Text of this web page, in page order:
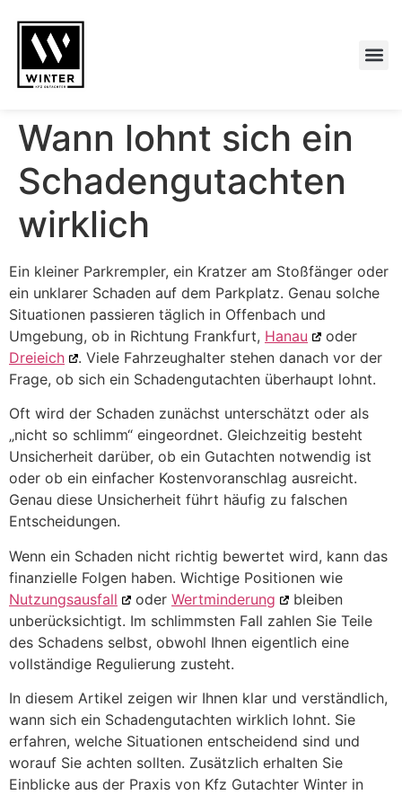
Wann lohnt sich ein
Schadengutachten
wirklich
Ein kleiner Parkrempler, ein Kratzer am Stoßfänger oder
ein unklarer Schaden auf dem Parkplatz. Genau solche
Situationen passieren täglich in Offenbach und
Umgebung, ob in Richtung Frankfurt, Hanau
oder
Dreieich
. Viele Fahrzeughalter stehen danach vor der
Frage, ob sich ein Schadengutachten überhaupt lohnt.
Oft wird der Schaden zunächst unterschätzt oder als
„nicht so schlimm“ eingeordnet. Gleichzeitig besteht
Unsicherheit darüber, ob ein Gutachten notwendig ist
oder ob ein einfacher Kostenvoranschlag ausreicht.
Genau diese Unsicherheit führt häufig zu falschen
Entscheidungen.
Wenn ein Schaden nicht richtig bewertet wird, kann das
finanzielle Folgen haben. Wichtige Positionen wie
Nutzungsausfall
oder Wertminderung
bleiben
unberücksichtigt. Im schlimmsten Fall zahlen Sie Teile
des Schadens selbst, obwohl Ihnen eigentlich eine
vollständige Regulierung zusteht.
In diesem Artikel zeigen wir Ihnen klar und verständlich,
wann sich ein Schadengutachten wirklich lohnt. Sie
erfahren, welche Situationen entscheidend sind und
worauf Sie achten sollten. Zusätzlich erhalten Sie
Einblicke aus der Praxis von Kfz Gutachter Winter in